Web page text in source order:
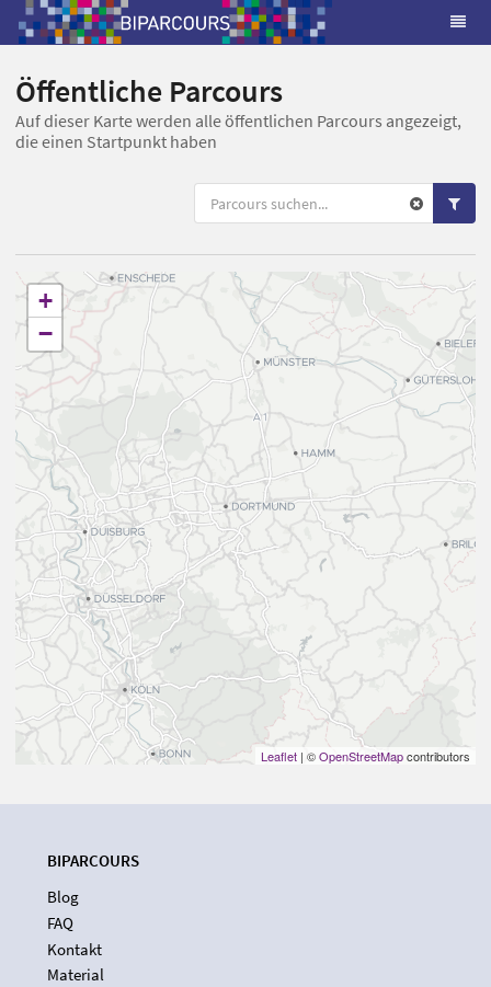
Öffentliche Parcours
Auf dieser Karte werden alle öffentlichen Parcours angezeigt,
die einen Startpunkt haben
+
−
Leaflet | ©OpenStreetMapcontributors
BIPARCOURS
Blog
FAQ
Kontakt
Material